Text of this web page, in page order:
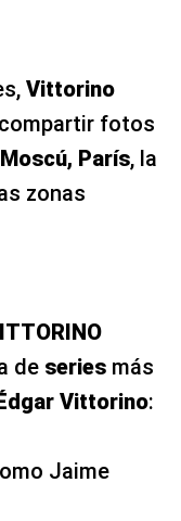
Vittorino
fotos
París, la
zonas
de series más
Vittorino:
Jaime